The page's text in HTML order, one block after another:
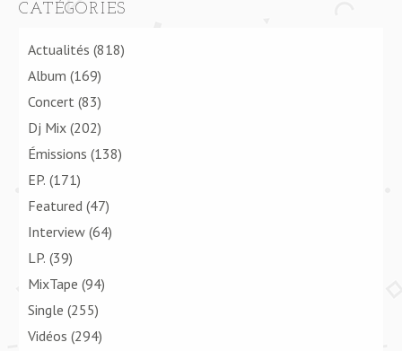
CATÉGORIES
Actualités (818)
Album (169)
Concert (83)
Dj Mix (202)
Émissions (138)
EP. (171)
Featured (47)
Interview (64)
LP. (39)
MixTape (94)
Single (255)
Vidéos (294)